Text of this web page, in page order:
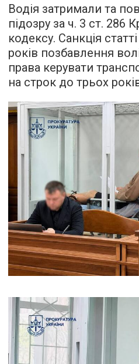
Водія затримали та
підозру за ч. 3 ст. 286
кодексу. Санкція
років позбавлення
права керувати
на строк до трьох